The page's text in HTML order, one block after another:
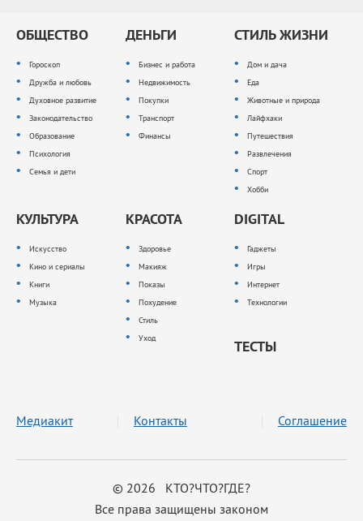
ОБЩЕСТВО
Гороскоп
Дружба и любовь
Духовное развитие
Законодательство
Образование
Психология
Семья и дети
ДЕНЬГИ
Бизнес и работа
Недвижимость
Покупки
Транспорт
Финансы
СТИЛЬ ЖИЗНИ
Дом и дача
Еда
Животные и природа
Лайфхаки
Путешествия
Развлечения
Спорт
Хобби
КУЛЬТУРА
Искусство
Кино и сериалы
Книги
Музыка
КРАСОТА
Здоровье
Макияж
Показы
Похудение
Стиль
Уход
DIGITAL
Гаджеты
Игры
Интернет
Технологии
ТЕСТЫ
© 2026 КТО?ЧТО?ГДЕ?
Все права защищены законом
Медиакит Контакты Соглашение